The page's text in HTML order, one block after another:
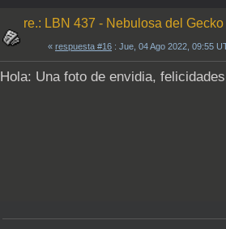
re.: LBN 437 - Nebulosa del Gecko
« respuesta #16 : Jue, 04 Ago 2022, 09:55
Hola: Una foto de envidia,